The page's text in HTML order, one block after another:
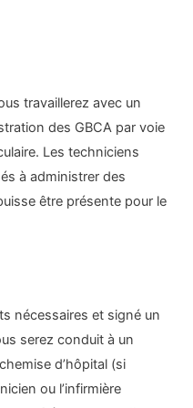
travaillerez avec un
des GBCA par voie
Les techniciens
à administrer des
être présente pour le
nécessaires et signé un
serez conduit à un
d’hôpital (si
ou l’infirmière